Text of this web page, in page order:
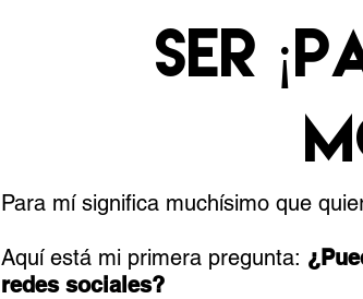
SER
Para mí significa muchísimo que
Aquí está mi primera pregunta:
redes sociales?